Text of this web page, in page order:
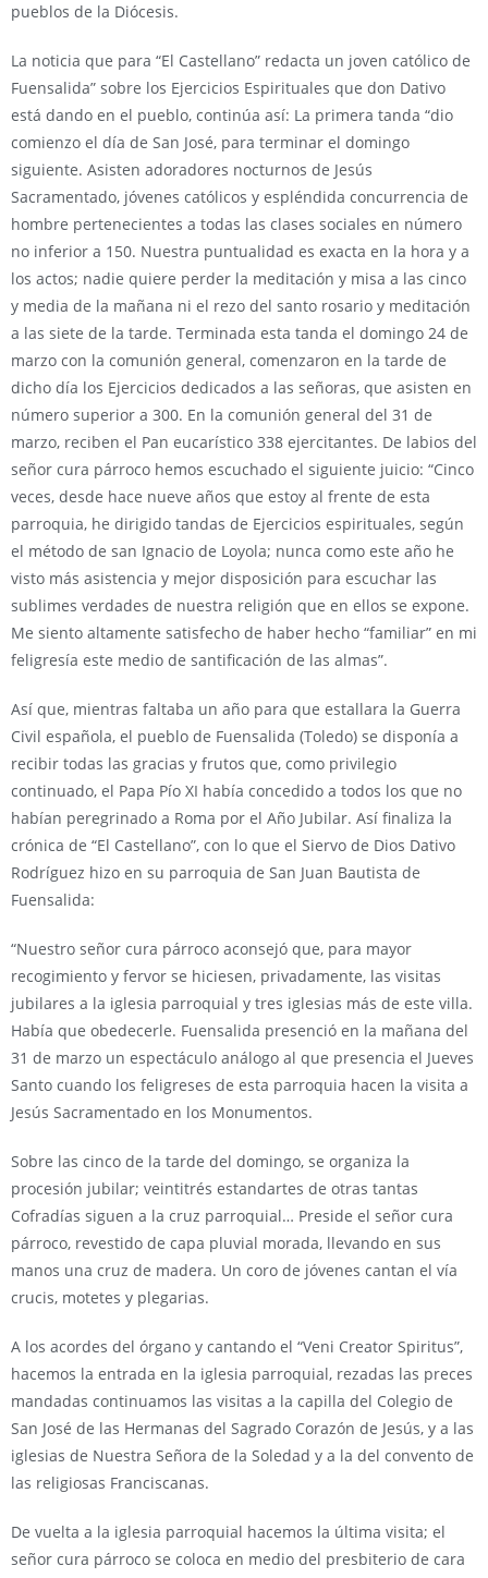
pueblos de la Diócesis.
La noticia que para “El Castellano” redacta un joven católico de
Fuensalida” sobre los Ejercicios Espirituales que don Dativo
está dando en el pueblo, continúa así: La primera tanda “dio
comienzo el día de San José, para terminar el domingo
siguiente. Asisten adoradores nocturnos de Jesús
Sacramentado, jóvenes católicos y espléndida concurrencia de
hombre pertenecientes a todas las clases sociales en número
no inferior a 150. Nuestra puntualidad es exacta en la hora y a
los actos; nadie quiere perder la meditación y misa a las cinco
y media de la mañana ni el rezo del santo rosario y meditación
a las siete de la tarde. Terminada esta tanda el domingo 24 de
marzo con la comunión general, comenzaron en la tarde de
dicho día los Ejercicios dedicados a las señoras, que asisten en
número superior a 300. En la comunión general del 31 de
marzo, reciben el Pan eucarístico 338 ejercitantes. De labios del
señor cura párroco hemos escuchado el siguiente juicio: “Cinco
veces, desde hace nueve años que estoy al frente de esta
parroquia, he dirigido tandas de Ejercicios espirituales, según
el método de san Ignacio de Loyola; nunca como este año he
visto más asistencia y mejor disposición para escuchar las
sublimes verdades de nuestra religión que en ellos se expone.
Me siento altamente satisfecho de haber hecho “familiar” en mi
feligresía este medio de santificación de las almas”.
Así que, mientras faltaba un año para que estallara la Guerra
Civil española, el pueblo de Fuensalida (Toledo) se disponía a
recibir todas las gracias y frutos que, como privilegio
continuado, el Papa Pío XI había concedido a todos los que no
habían peregrinado a Roma por el Año Jubilar. Así finaliza la
crónica de “El Castellano”, con lo que el Siervo de Dios Dativo
Rodríguez hizo en su parroquia de San Juan Bautista de
Fuensalida:
“Nuestro señor cura párroco aconsejó que, para mayor
recogimiento y fervor se hiciesen, privadamente, las visitas
jubilares a la iglesia parroquial y tres iglesias más de este villa.
Había que obedecerle. Fuensalida presenció en la mañana del
31 de marzo un espectáculo análogo al que presencia el Jueves
Santo cuando los feligreses de esta parroquia hacen la visita a
Jesús Sacramentado en los Monumentos.
Sobre las cinco de la tarde del domingo, se organiza la
procesión jubilar; veintitrés estandartes de otras tantas
Cofradías siguen a la cruz parroquial… Preside el señor cura
párroco, revestido de capa pluvial morada, llevando en sus
manos una cruz de madera. Un coro de jóvenes cantan el vía
crucis, motetes y plegarias.
A los acordes del órgano y cantando el “Veni Creator Spiritus”,
hacemos la entrada en la iglesia parroquial, rezadas las preces
mandadas continuamos las visitas a la capilla del Colegio de
San José de las Hermanas del Sagrado Corazón de Jesús, y a las
iglesias de Nuestra Señora de la Soledad y a la del convento de
las religiosas Franciscanas.
De vuelta a la iglesia parroquial hacemos la última visita; el
señor cura párroco se coloca en medio del presbiterio de cara